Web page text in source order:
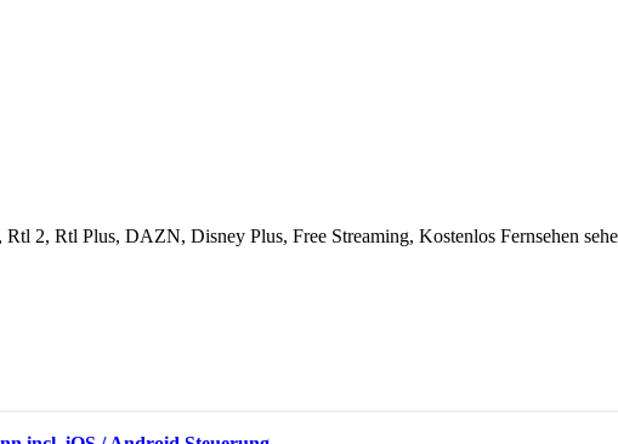
2, Rtl Plus, DAZN, Disney Plus, Free Streaming, Kostenlos Fernsehen